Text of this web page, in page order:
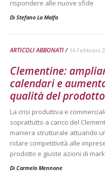
rispondere alle nuove sfide
Di Stefano La Malfa
ARTICOLI ABBONATI 16 Febbraio
Clementine:
calendari e
qualità del prodotto
La crisi produttiva e
soprattutto a carico del
maniera strutturale attuando
ridare competitività alle
prodotto e giuste azioni di
Di Carmelo Mennone